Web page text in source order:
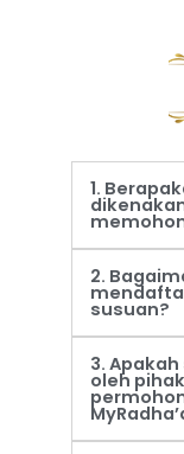
1.
2.
susuan?
3.
oleh